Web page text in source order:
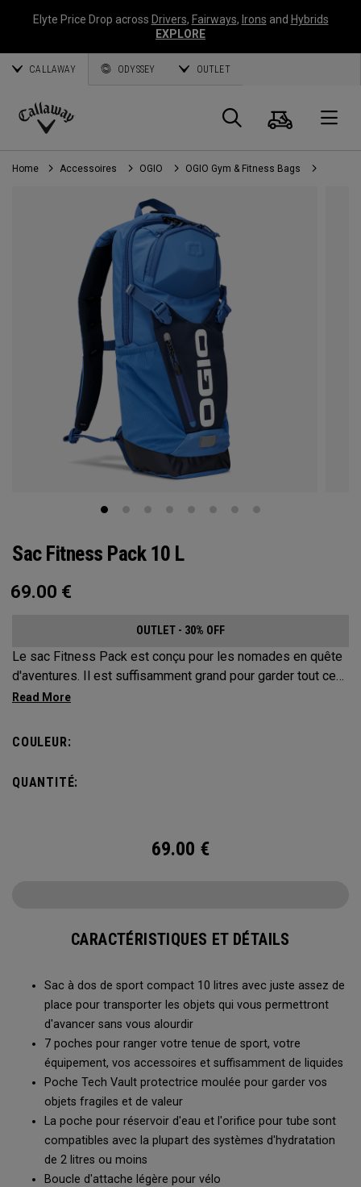
Elyte Price Drop across Drivers, Fairways, Irons and Hybrids
EXPLORE
CALLAWAY ODYSSEY OUTLET
Callaway
Golf
Panier
Home Accessoires OGIO OGIO Gym & Fitness Bags
Sac Fitness Pack 10 L
69.00 €
OUTLET - 30% OFF
Le sac Fitness Pack est conçu pour les nomades en quête
d'aventures. Il est suffisamment grand pour garder tout ce
dont vous pouvez avoir besoin en randonnée, à vélo ou
Vous pourrez y ranger tout votre matériel, ainsi qu'une
COULEUR:
QUANTITÉ:
69.00 €
CARACTÉRISTIQUES ET DÉTAILS
Sac à dos de sport compact 10 litres avec juste assez de
place pour transporter les objets qui vous permettront
d'avancer sans vous alourdir
7 poches pour ranger votre tenue de sport, votre
équipement, vos accessoires et suffisamment de liquides
Poche Tech Vault protectrice moulée pour garder vos
objets fragiles et de valeur
La poche pour réservoir d'eau et l'orifice pour tube sont
compatibles avec la plupart des systèmes d'hydratation
de 2 litres ou moins
Boucle d'attache légère pour vélo